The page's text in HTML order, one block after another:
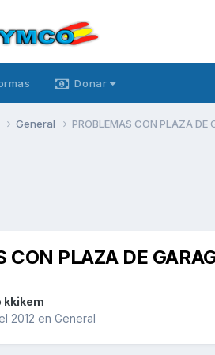
Donar
General PROBLEMAS CON PLAZA DE
CON PLAZA DE
kkikem
2012 en General